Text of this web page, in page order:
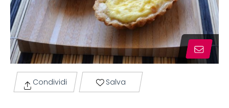
Condividi Salva